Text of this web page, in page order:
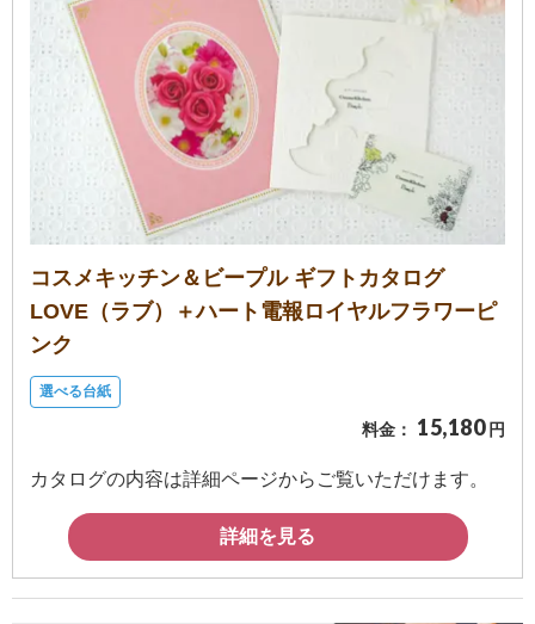
コスメキッチン＆ビープル ギフトカタログ
LOVE（ラブ）＋ハート電報ロイヤルフラワーピ
ンク
選べる台紙
料金： 15,180 円
カタログの内容は詳細ページからご覧いただけます。
詳細を見る